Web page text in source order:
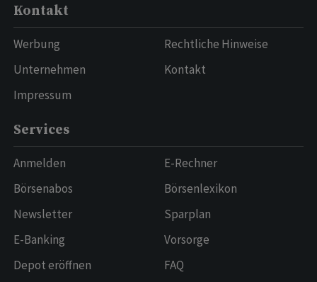
Kontakt
Werbung
Unternehmen
Impressum
Rechtliche Hinweise
Kontakt
Services
Anmelden
Börsenabos
Newsletter
E-Banking
Depot eröffnen
E-Rechner
Börsenlexikon
Sparplan
Vorsorge
FAQ